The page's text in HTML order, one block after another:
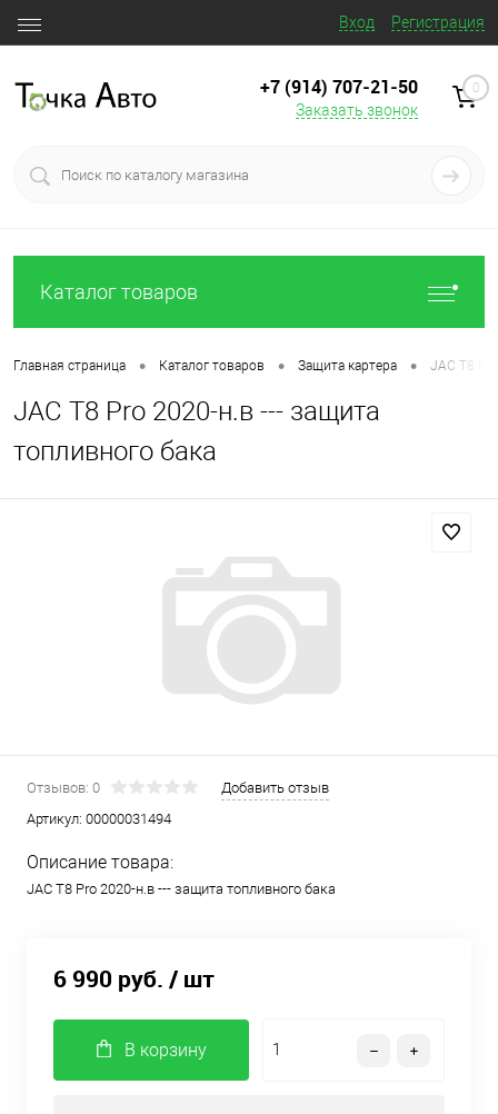
Вход Регистрация
+7 (914) 707‒21‒50
Заказать звонок
0
Каталог товаров
Главная страница • Каталог товаров • Защита картера • JAC T8
JAC T8 Pro 2020-н.в --- защита
топливного бака
Отзывов: 0
Добавить отзыв
Артикул: 00000031494
Описание товара:
JAC T8 Pro 2020-н.в --- защита топливного бака
6 990 руб. / шт
В корзину